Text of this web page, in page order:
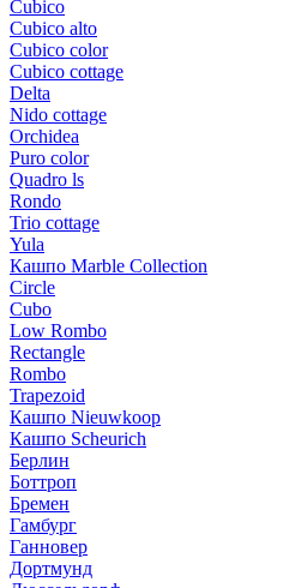
Cubico
Cubico alto
Cubico color
Cubico cottage
Delta
Nido cottage
Orchidea
Puro color
Quadro ls
Rondo
Trio cottage
Yula
Кашпо Marble Collection
Circle
Cubo
Low Rombo
Rectangle
Rombo
Trapezoid
Кашпо Nieuwkoop
Кашпо Scheurich
Берлин
Боттроп
Бремен
Гамбург
Ганновер
Дортмунд